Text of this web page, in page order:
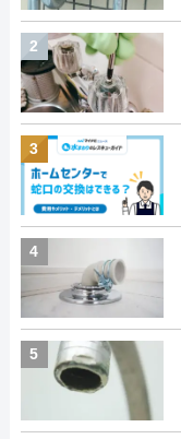
2
3
4
5